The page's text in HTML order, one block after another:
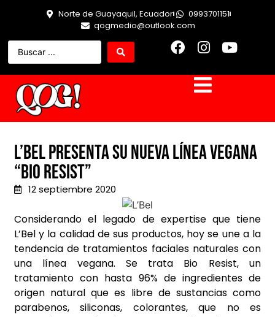
Norte de Guayaquil, Ecuador
0993701151
qogmedio@outlook.com
L’Bel presenta su nueva línea vegana
“Bio Resist”
12 septiembre 2020
Considerando el legado de expertise que tiene
L’Bel y la calidad de sus productos, hoy se une a la
tendencia de tratamientos faciales naturales con
una línea vegana. Se trata Bio Resist, un
tratamiento con hasta 96% de ingredientes de
origen natural que es libre de sustancias como
parabenos, siliconas, colorantes, que no es